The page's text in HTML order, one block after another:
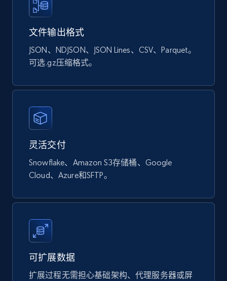
文件输出格式
JSON、NDJSON、JSON Lines、CSV、Parquet。
可选.gz压缩格式。
灵活交付
Snowflake、Amazon S3存储桶、Google
Cloud、Azure和SFTP。
可扩展数据
扩展过程无需担心基础架构、代理服务器或屏